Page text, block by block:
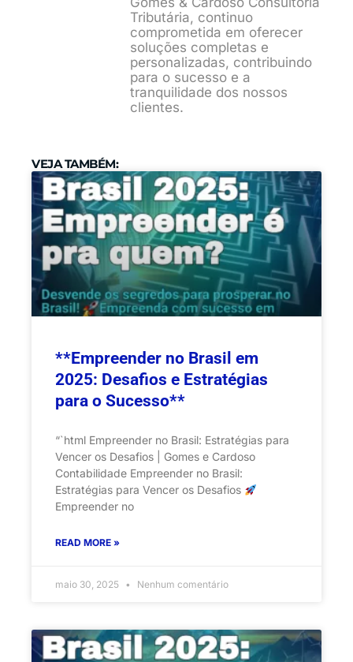
Tributária, continuo
comprometida em oferecer
soluções completas e
personalizadas, contribuindo
para o sucesso e a
tranquilidade dos nossos
clientes.
VEJA TAMBÉM:
**Empreender no Brasil em
2025: Desafios e Estratégias
para o Sucesso**
“`html Empreender no Brasil: Estratégias para
Vencer os Desafios | Gomes e Cardoso
Contabilidade Empreender no Brasil:
Estratégias para Vencer os Desafios
Empreender no
READ MORE »
maio 30, 2025 Nenhum comentário